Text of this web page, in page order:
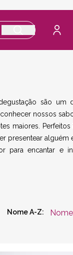
são um
nossos
maiores.
presentear alguém
para encantar e
Nome A-Z: